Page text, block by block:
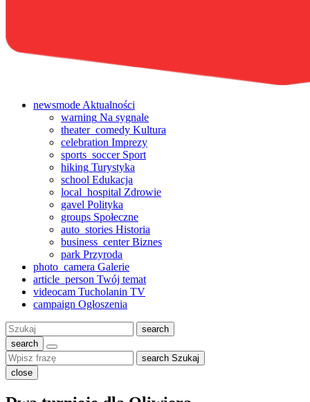
newsmode Aktualności
warning Na sygnale
theater_comedy Kultura
celebration Imprezy
sports_soccerSport
hiking Turystyka
school Edukacja
local_hospital Zdrowie
gavel Polityka
groups Społeczne
auto_stories Historia
business_centerBiznes
park Przyroda
photo_camera Galerie
article_person Twój temat
videocam Tucholanin TV
campaign Ogłoszenia
Szukaj:
search
search
search Szukaj
close